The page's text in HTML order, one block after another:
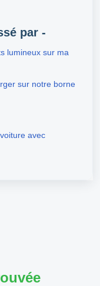
par -
lumineux sur ma
sur notre borne
avec